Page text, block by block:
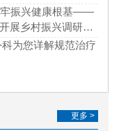
牢振兴健康根基——
展乡村振兴调研工
为您详解规范治疗
更多 >